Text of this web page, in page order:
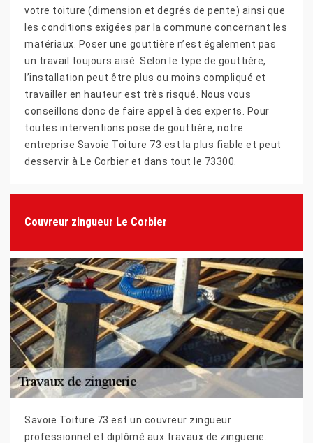
votre toiture (dimension et degrés de pente) ainsi que
les conditions exigées par la commune concernant les
matériaux. Poser une gouttière n’est également pas
un travail toujours aisé. Selon le type de gouttière,
l’installation peut être plus ou moins compliqué et
travailler en hauteur est très risqué. Nous vous
conseillons donc de faire appel à des experts. Pour
toutes interventions pose de gouttière, notre
entreprise Savoie Toiture 73 est la plus fiable et peut
desservir à Le Corbier et dans tout le 73300.
Couvreur zingueur Le Corbier
Savoie Toiture 73 est un couvreur zingueur
professionnel et diplômé aux travaux de zinguerie.